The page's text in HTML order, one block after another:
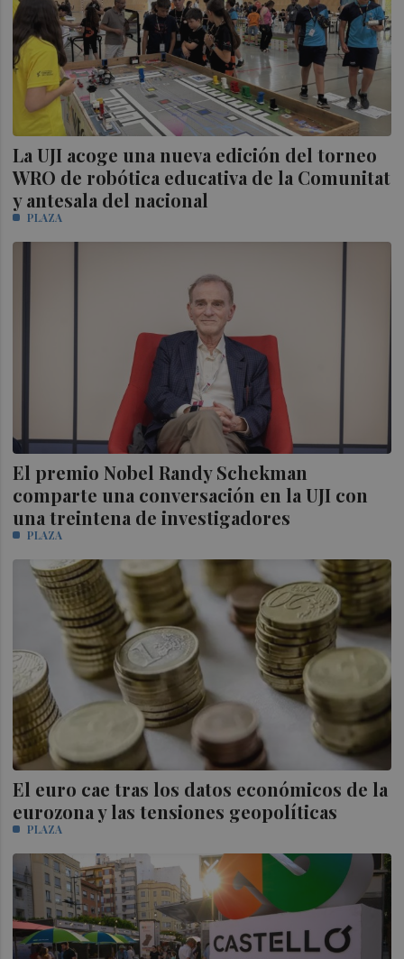
La UJI acoge una nueva edición del torneo
WRO de robótica educativa de la Comunitat
y antesala del nacional
PLAZA
El premio Nobel Randy Schekman
comparte una conversación en la UJI con
una treintena de investigadores
PLAZA
El euro cae tras los datos económicos de la
eurozona y las tensiones geopolíticas
PLAZA